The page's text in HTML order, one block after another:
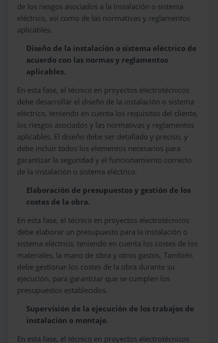
de los riesgos asociados a la instalación o sistema
eléctrico, así como de las normativas y reglamentos
aplicables.
Diseño de la instalación o sistema eléctrico de
acuerdo con las normas y reglamentos
aplicables.
En esta fase, el técnico en proyectos electrotécnicos
debe desarrollar el diseño de la instalación o sistema
eléctrico, teniendo en cuenta los requisitos del cliente,
los riesgos asociados y las normativas y reglamentos
aplicables. El diseño debe ser detallado y preciso, y
debe incluir todos los elementos necesarios para
garantizar la seguridad y el funcionamiento correcto
de la instalación o sistema eléctrico.
Elaboración de presupuestos y gestión de los
costes de la obra.
En esta fase, el técnico en proyectos electrotécnicos
debe elaborar un presupuesto para la instalación o
sistema eléctrico, teniendo en cuenta los costes de los
materiales, la mano de obra y otros gastos. También
debe gestionar los costes de la obra durante su
ejecución, para garantizar que se cumplen los
presupuestos establecidos.
Supervisión de la ejecución de los trabajos de
instalación o montaje.
En esta fase, el técnico en proyectos electrotécnicos